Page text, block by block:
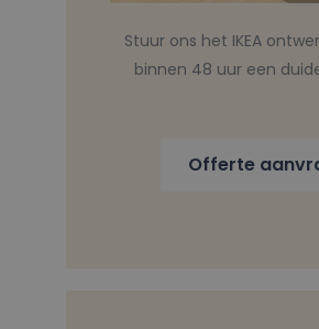
Stuur ons het IKEA
binnen 48 uur een
Offerte